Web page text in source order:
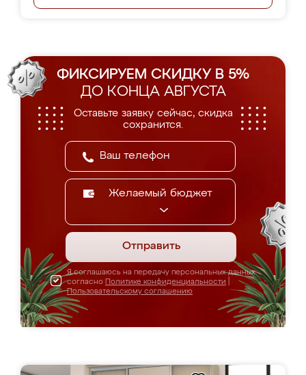
ФИКСИРУЕМ СКИДКУ В 5%
ДО КОНЦА АВГУСТА
Оставьте заявку сейчас, скидка
сохранится.
Желаемый бюджет
Отправить
Я соглашаюсь на передачу персональных данных
согласно Политике конфиденциальности
Пользовательскому соглашению